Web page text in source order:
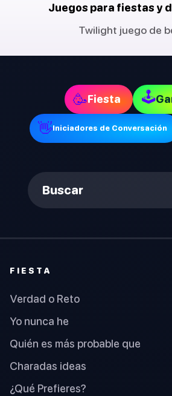
Juegos para fiestas y
Twilight juego de
🥳Fiesta 🕹
👋Iniciadores de Conversación
Buscar
FIESTA
Verdad o Reto
Yo nunca he
Quién es más probable que
Charadas ideas
¿Qué Prefieres?